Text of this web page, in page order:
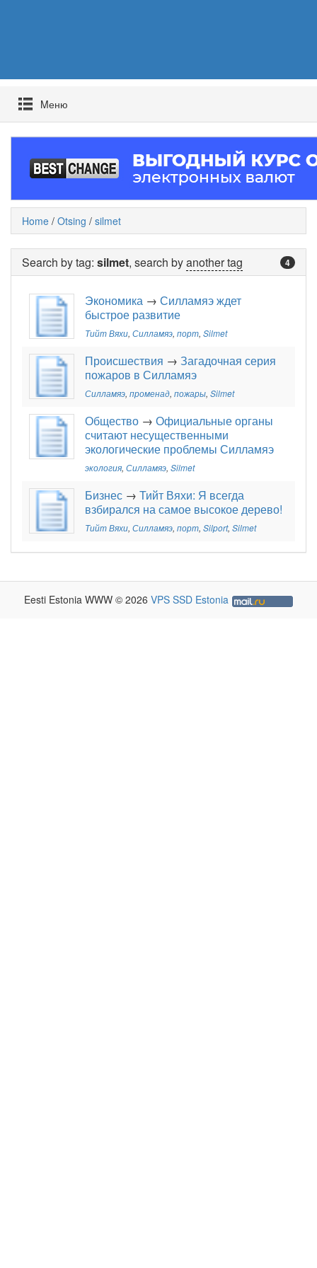
Mеню
Home / Otsing / silmet
4
Search by tag: silmet, search byanother tag
Экономика → Силламяэ ждет
быстрое развитие
Тийт Вяхи, Силламяэ, порт, Silmet
Происшествия → Загадочная серия
пожаров в Силламяэ
Силламяэ, променад, пожары, Silmet
Общество → Официальные органы
считают несущественными
экологические проблемы Силламяэ
экология, Силламяэ, Silmet
Бизнес → Тийт Вяхи: Я всегда
взбирался на самое высокое дерево!
Тийт Вяхи, Силламяэ, порт, Silport, Silmet
Eesti Estonia WWW © 2026 VPS SSD Estonia